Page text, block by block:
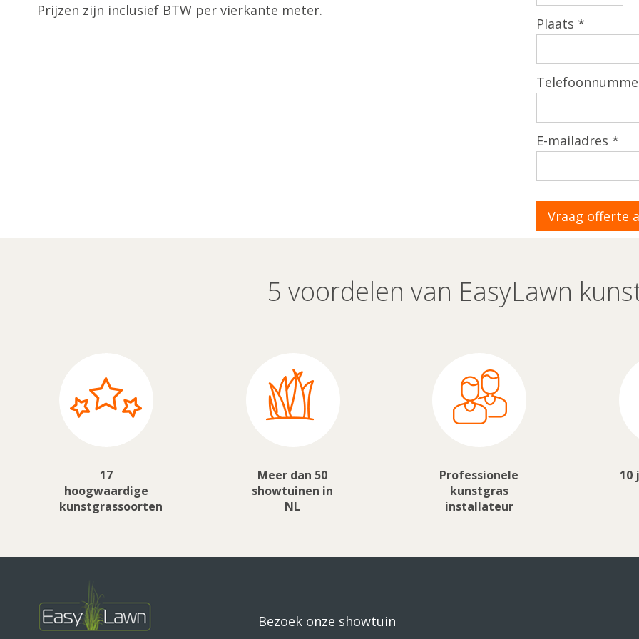
Prijzen zijn inclusief BTW per vierkante meter.
Plaats *
E-mailadres *
5 voordelen van EasyLawn
17
hoogwaardige
kunstgrassoorten
Meer dan 50
showtuinen in
NL
Professionele
kunstgras
installateur
10
Bezoek onze showtuin